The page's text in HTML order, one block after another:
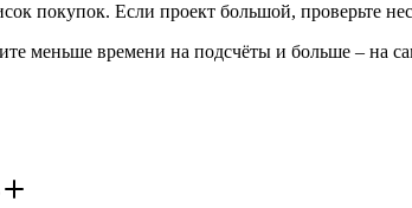
покупок. Если проект большой, проверьте
меньше времени на подсчёты и больше – на